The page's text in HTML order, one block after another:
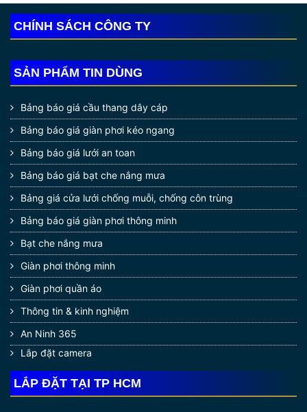
CHÍNH SÁCH CÔNG TY
SẢN PHẨM TIN DÙNG
Bảng báo giá cầu thang dây cáp
Bảng báo giá giàn phơi kéo ngang
Bảng báo giá lưới an toan
Bảng báo giá bạt che nắng mưa
Bảng giá cửa lưới chống muỗi, chống côn trùng
Bảng báo giá giàn phơi thông minh
Bạt che nắng mưa
Giàn phơi thông minh
Giàn phơi quần áo
Thông tin & kinh nghiệm
An Ninh 365
Lắp đặt camera
LẮP ĐẶT TẠI TP HCM